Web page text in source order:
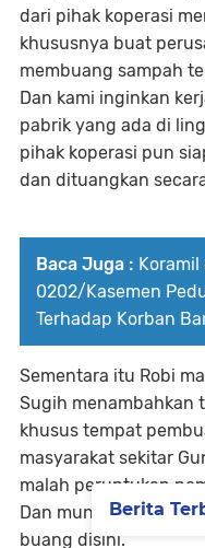
dari pihak koperasi
khususnya buat
membuang sampah
Dan kami inginkan
pabrik yang ada di
pihak koperasi pun
dan dituangkan
Baca Juga : Koramil
0202/Kasemen
Terhadap Korban
Sementara itu Robi
Sugih menambahkan
khusus tempat
masyarakat sekitar
malah peruntukan
Dan mungkin limbah
buang disini.
Berita